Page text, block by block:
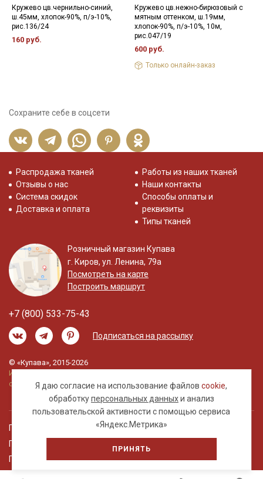
Кружево цв.чернильно-синий,
ш.45мм, хлопок-90%, п/э-10%,
рис.136/24
160 руб.
Кружево цв.нежно-бирюзовый с
мятным оттенком, ш.19мм,
хлопок-90%, п/э-10%, 10м,
рис.047/19
600 руб.
Только онлайн-заказ
Сохраните себе в соцсети
Я даю согласие на использование файловcookie,
обработкуперсональных данныхи анализ
пользовательской активности с помощью сервиса
«Яндекс.Метрика»
ПРИНЯТЬ
Распродажа тканей
Отзывы о нас
Система скидок
Доставка и оплата
Работы из наших тканей
Наши контакты
Способы оплаты и
реквизиты
Типы тканей
Розничный магазин Купава
г. Киров, ул. Ленина, 79а
Посмотреть на карте
Построить маршрут
+7 (800) 533-75-43
Подписаться на рассылку
© «Купава», 2015-2026
Информация на сайте не является публичной
офертой.
Правовая информация
Политика обработки персональных данных
Пользовательское соглашение